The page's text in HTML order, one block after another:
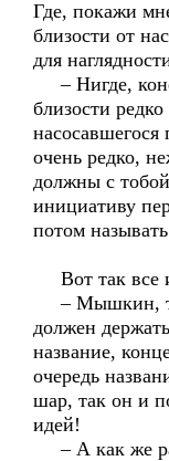
Где, покажи
близости от
для
– Нигде,
близости
насосавшегося
очень редко,
должны с
инициативу
потом
Вот так все
– Мышкин,
должен
название,
очередь
шар, так он и
идей!
– А как же